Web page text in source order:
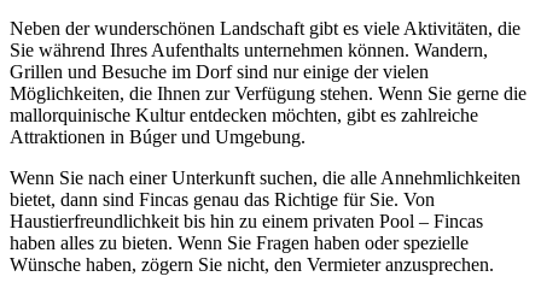
Neben der wunderschönen Landschaft gibt es viele Aktivitäten, die
Sie während Ihres Aufenthalts unternehmen können. Wandern,
Grillen und Besuche im Dorf sind nur einige der vielen
Möglichkeiten, die Ihnen zur Verfügung stehen. Wenn Sie gerne die
mallorquinische Kultur entdecken möchten, gibt es zahlreiche
Attraktionen in Búger und Umgebung.
Wenn Sie nach einer Unterkunft suchen, die alle Annehmlichkeiten
bietet, dann sind Fincas genau das Richtige für Sie. Von
Haustierfreundlichkeit bis hin zu einem privaten Pool – Fincas
haben alles zu bieten. Wenn Sie Fragen haben oder spezielle
Wünsche haben, zögern Sie nicht, den Vermieter anzusprechen.